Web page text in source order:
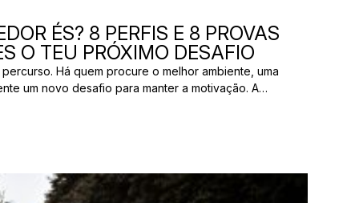
ÉS? 8 PERFIS E 8 PROVAS
O TEU PRÓXIMO DESAFIO
Há quem procure o melhor ambiente, uma
um novo desafio para manter a motivação. A
ter nada a ver com aquilo que outro […]